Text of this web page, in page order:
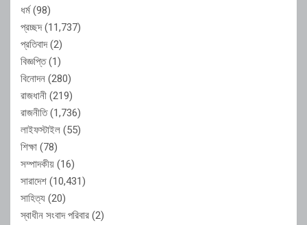
ধর্ম(98)
প্রচ্ছদ(11,737)
প্রতিবাদ(2)
বিজ্ঞপ্তি(1)
বিনোদন (280)
রাজধানী (219)
রাজনীতি(1,736)
লাইফস্টাইল (55)
শিক্ষা (78)
সম্পাদকীয় (16)
সারাদেশ (10,431)
সাহিত্য (20)
স্বাধীন সংবাদ পরিবার (2)